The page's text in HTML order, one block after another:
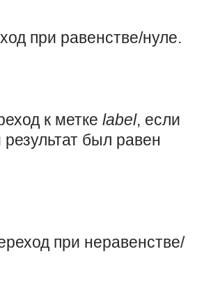
при равенстве/нуле.
к метке label, если
был равен
при неравенстве/